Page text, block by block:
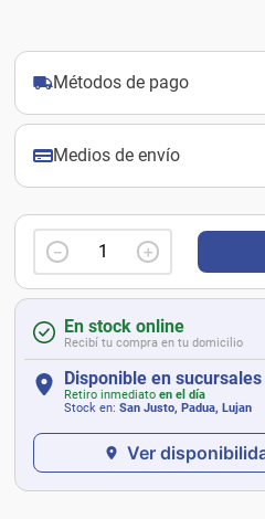
Métodos de pago
Medios de envío
＋
－
En stock online
Recibí tu compra en tu domicilio
Disponible en sucursales
Retiro inmediato en el día
Stock en: San Justo, Padua, Lujan
Ver